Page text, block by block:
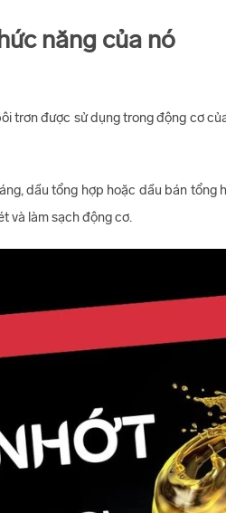
năng của nó
trơn được sử dụng trong động cơ
dầu tổng hợp hoặc dầu bán
và làm sạch động cơ.